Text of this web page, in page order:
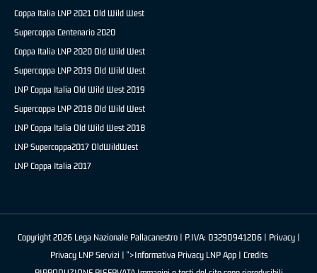
Coppa Italia LNP 2021 Old Wild West
Supercoppa Centenario 2020
Coppa Italia LNP 2020 Old Wild West
Supercoppa LNP 2019 Old Wild West
LNP Coppa Italia Old Wild West 2019
Supercoppa LNP 2018 Old Wild West
LNP Coppa Italia Old Wild West 2018
LNP Supercoppa2017 OldWildWest
LNP Coppa Italia 2017
Copyright 2026 Lega Nazionale Pallacanestro | P.IVA: 03290941206 | Privacy|
Privacy LNP Servizi | ">Informativa Privacy LNP App | Credits